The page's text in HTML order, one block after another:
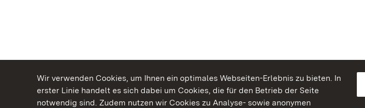
Wir verwenden Cookies, um Ihnen ein optimales Webseiten-Erlebnis zu bieten. In
erster Linie handelt es sich dabei um Cookies, die für den Betrieb der Seite
notwendig sind. Zudem nutzen wir Cookies zu Analyse- sowie anonymen